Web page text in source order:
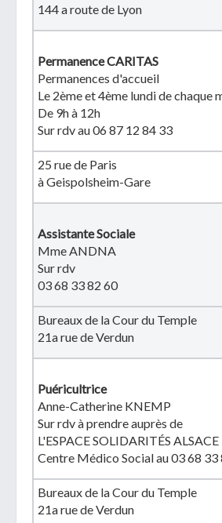
144 a route de Lyon
Permanence CARITAS
Permanences d'accueil
Le 2ème et 4ème lundi de chaque
De 9h à 12h
Sur rdv au 06 87 12 84 33
25 rue de Paris
à Geispolsheim-Gare
Assistante Sociale
Mme ANDNA
Sur rdv
03 68 33 82 60
Bureaux de la Cour du Temple
21a rue de Verdun
Puéricultrice
Anne-Catherine KNEMP
Sur rdv à prendre auprès de
L'ESPACE SOLIDARITÉS ALSACE
Centre Médico Social au 03 68 33
Bureaux de la Cour du Temple
21a rue de Verdun